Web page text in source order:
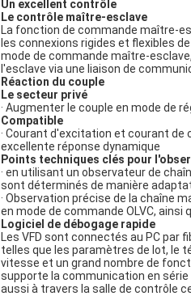
Un excellent contrôle
Le contrôle maître-esclave
La fonction de commande maître-
les connexions rigides et flexibles
mode de commande maître-
l'esclave via une liaison de
Réaction du couple
Le secteur privé
· Augmenter le couple en mode de
Compatible
· Courant d'excitation et courant
excellente réponse dynamique
Points techniques clés pour
· en utilisant un observateur de
sont déterminés de manière
· Observation précise de la chaîne
en mode de commande OLVC,
Logiciel de débogage rapide
Les VFD sont connectés au PC par
telles que les paramètres de lot, le
vitesse et un grand nombre de
supporte la communication en
aussi à travers la salle de contrôle